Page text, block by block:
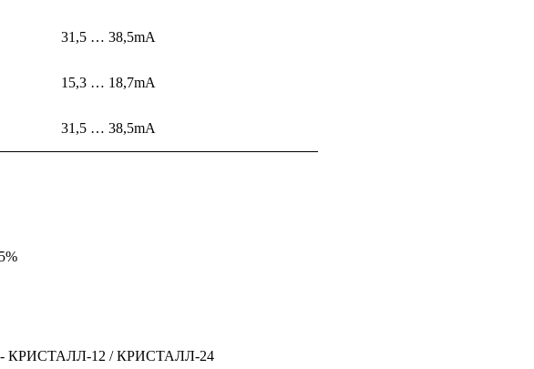
31,5 … 38,5mA
15,3 … 18,7mA
31,5 … 38,5mA